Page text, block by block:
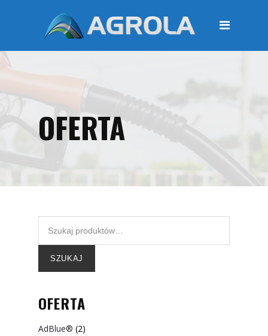
STRONA GŁÓWNA
OFERTA
Moje konto
OFERTA
SZUKAJ
OFERTA
AdBlue® (2)